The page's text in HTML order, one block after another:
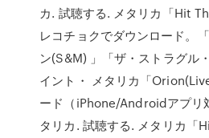
カ. 試聴する. メタリカ「Hit
レコチョクでダウンロード。
ン(S&M) 」「ザ・ストラグル
イント・ メタリカ「
ード（iPhone/Androidアプリ
タリカ. 試聴する. メタリカ「